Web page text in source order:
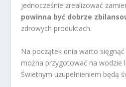
jednocześnie zrealizować
powinna być dobrze
zdrowych produktach.
Na początek dnia warto
można przygotować na wodzie
Świetnym uzupełnieniem będą